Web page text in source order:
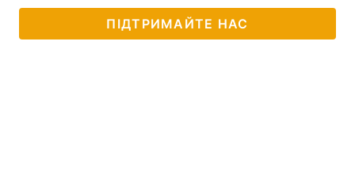
ПІДТРИМАЙТЕ НАС